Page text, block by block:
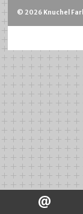
© 2026 Knuchel